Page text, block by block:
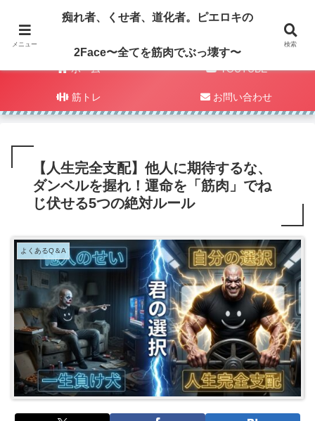
ホーム YOUTUBE
筋トレ お問い合わせ
【人生完全支配】他人に期待するな、
ダンベルを握れ！運命を「筋肉」でね
じ伏せる5つの絶対ルール
よくあるQ＆A
メニュー
痴れ者、くせ者、道化者。ピエロキの
2Face〜全てを筋肉でぶっ壊す〜
検索